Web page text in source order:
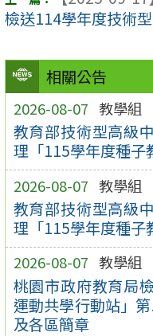
相關公告
2026-08-07 教學組
教育部技術型高級
理「115學年度種子
2026-08-07 教學組
教育部技術型高級
理「115學年度種子
2026-08-07 教學組
桃園市政府教育局
運動共學行動站」
及各區簡章
檢送114學年度技術